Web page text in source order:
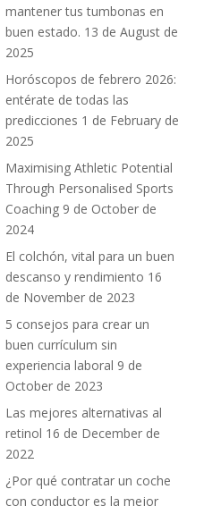
mantener tus tumbonas en
buen estado. 13 de August de
2025
Horóscopos de febrero 2026:
entérate de todas las
predicciones 1 de February de
2025
Maximising Athletic Potential
Through Personalised Sports
Coaching 9 de October de
2024
El colchón, vital para un buen
descanso y rendimiento 16
de November de 2023
5 consejos para crear un
buen currículum sin
experiencia laboral 9 de
October de 2023
Las mejores alternativas al
retinol 16 de December de
2022
¿Por qué contratar un coche
con conductor es la mejor